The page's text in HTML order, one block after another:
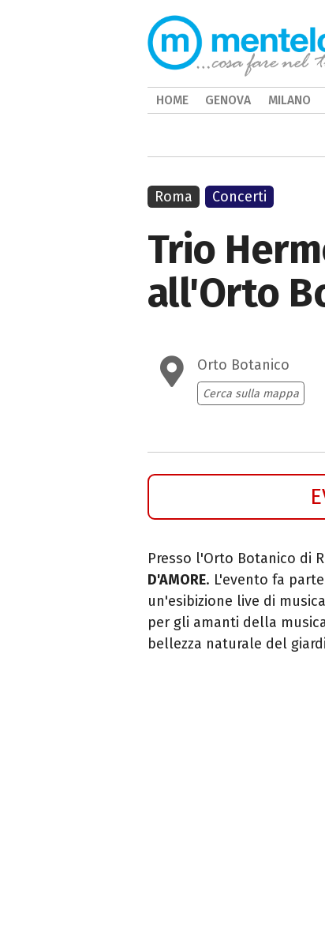
Trio
all'Orto
Orto Botanico
Cerca sulla mappa
Presso l'Orto Botanico di
D'AMORE. L'evento fa
un'esibizione live di
per gli amanti della
bellezza naturale del
Roma Concerti
HOME GENOVA MILANO